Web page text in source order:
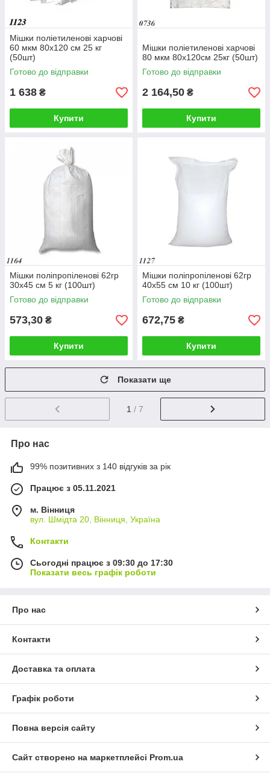
Мішки поліетиленові харчові
60 мкм 80х120 см 25 кг
(50шт)
Готово до відправки
1 638 ₴
Купити
Мішки поліетиленові харчові
80 мкм 80х120см 25кг (50шт)
Готово до відправки
2 164,50 ₴
Купити
Мішки поліпропіленові 62гр
30х45 см 5 кг (100шт)
Готово до відправки
573,30 ₴
Купити
Мішки поліпропіленові 62гр
40х55 см 10 кг (100шт)
Готово до відправки
672,75 ₴
Купити
Показати ще
1 / 7
Про нас
99% позитивних з 140 відгуків за рік
Працює з 05.11.2021
м. Вінниця
вул. Шмідта 20, Вінниця, Україна
Контакти
Сьогодні працює з 09:30 до 17:30
Показати весь графік роботи
Про нас
Контакти
Доставка та оплата
Графік роботи
Повна версія сайту
Сайт створено на маркетплейсі Prom.ua